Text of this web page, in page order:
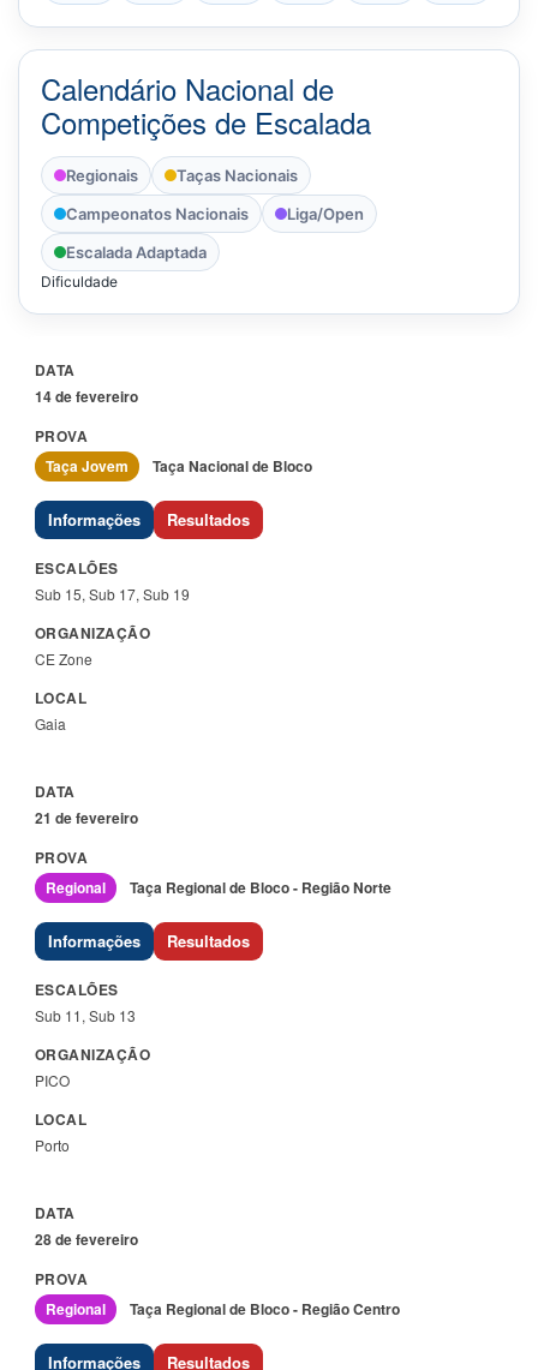
Calendário Nacional de
Competições de Escalada
Regionais
Taças Nacionais
Campeonatos Nacionais
Liga/Open
Escalada Adaptada
Dificuldade
14 de fevereiro
Taça Jovem Taça Nacional de Bloco
Informações Resultados
Sub 15, Sub 17, Sub 19
CE Zone
Gaia
21 de fevereiro
Regional Taça Regional de Bloco - Região Norte
Informações Resultados
Sub 11, Sub 13
PICO
Porto
28 de fevereiro
Regional Taça Regional de Bloco - Região Centro
Informações Resultados